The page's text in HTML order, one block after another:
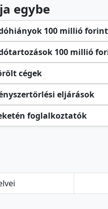
egybe
100 millió
100 millió
cégek
eljárások
foglalkoztatók